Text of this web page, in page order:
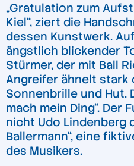
„Gratulation zum
Kiel“, ziert die
dessen Kunstwerk.
ängstlich blickender
Stürmer, der mit Ball
Angreifer ähnelt stark
Sonnenbrille und Hut.
mach mein Ding“. Der
nicht Udo Lindenberg
Ballermann“, eine
des Musikers.